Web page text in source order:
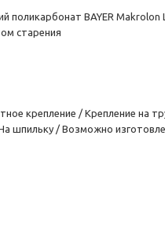
поликарбонат BAYER Makrolon
старения
крепление / Крепление на
шпильку / Возможно